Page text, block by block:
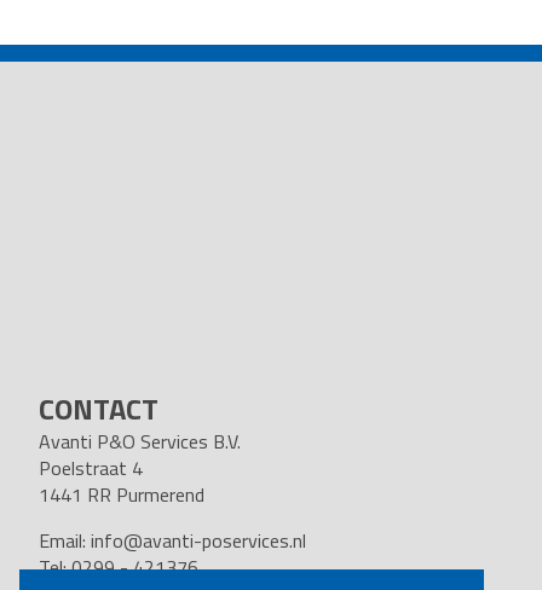
NAVIGATION
CONTACT
Avanti P&O Services B.V.
Poelstraat 4
1441 RR Purmerend
Email: info@avanti-poservices.nl
Tel: 0299 - 421376